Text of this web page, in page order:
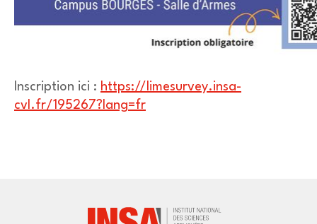
Inscription ici : https://limesurvey.insa-
cvl.fr/195267?lang=fr